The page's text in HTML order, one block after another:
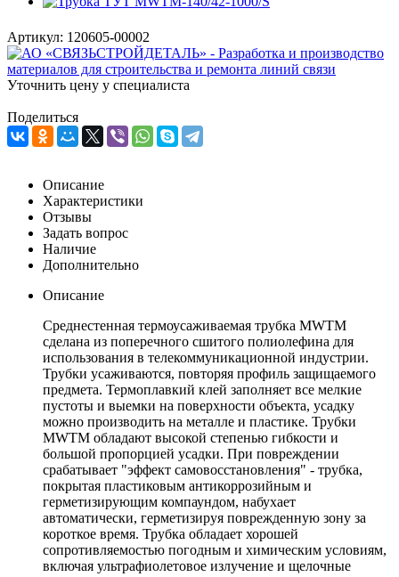
Артикул: 120605-00002
Уточнить цену у специалиста
Поделиться
Описание
Характеристики
Отзывы
Задать вопрос
Наличие
Дополнительно
Описание
Среднестенная термоусаживаемая трубка MWTM
сделана из поперечного сшитого полиолефина для
использования в телекоммуникационной индустрии.
Трубки усаживаются, повторяя профиль защищаемого
предмета. Термоплавкий клей заполняет все мелкие
пустоты и выемки на поверхности объекта, усадку
можно производить на металле и пластике. Трубки
MWTM обладают высокой степенью гибкости и
большой пропорцией усадки. При повреждении
срабатывает "эффект самовосстановления" - трубка,
покрытая пластиковым антикоррозийным и
герметизирующим компаундом, набухает
автоматически, герметизируя поврежденную зону за
короткое время. Трубка обладает хорошей
сопротивляемостью погодным и химическим условиям,
включая ультрафиолетовое излучение и щелочные